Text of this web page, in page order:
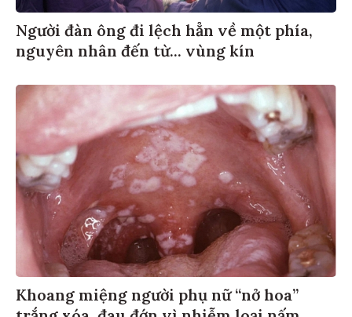
Người đàn ông đi lệch hẳn về một phía,
nguyên nhân đến từ... vùng kín
Khoang miệng người phụ nữ “nở hoa”
trắng xóa, đau đớn vì nhiễm loại nấm